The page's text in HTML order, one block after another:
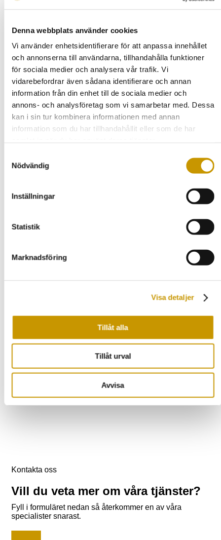
Denna webbplats använder cookies
Vi använder enhetsidentifierare för att anpassa innehållet
och annonserna till användarna, tillhandahålla funktioner
för sociala medier och analysera vår trafik. Vi
vidarebefordrar även sådana identifierare och annan
information från din enhet till de sociala medier och
annons- och analysföretag som vi samarbetar med. Dessa
kan i sin tur kombinera informationen med annan
information som du har tillhandahållit eller som de har
Nödvändig
Inställningar
Statistik
Marknadsföring
Visa detaljer
Tillåt alla
Tillåt urval
Avvisa
Asfaltering
Asfaltering i Surahammar
Asfaltering i Sala
Asfaltering i Kungsör
Asfaltering i Hallstahammar
Asfaltering i Enköping
Ring oss direkt
Prata med en expert
uppdragsgivare. Oavsett projektets omfattning levererar vi
Kontakta oss gärna för att diskutera ditt projekt eller för att
få en kostnadsfri offert. Vi tar hand om din asfaltering i
Arboga – tryggt, effektivt och professionellt.
Kontakta oss
Vill du veta mer om våra tjänster?
Fyll i formuläret nedan så återkommer en av våra
specialister snarast.